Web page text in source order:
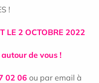
!
LE 2 OCTOBRE 2022
de vous !
02 06 ou par email à